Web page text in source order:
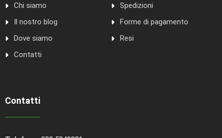
Chi siamo
Il nostro blog
Dove siamo
Contatti
Spedizioni
Forme di pagamento
Resi
Contatti